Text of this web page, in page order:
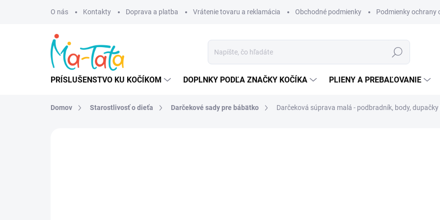
O nás Kontakty Doprava a platba Vrátenie tovaru a reklamácia Obchodné podmienky Podmienky ochrany
Hľadať
PRÍSLUŠENSTVO KU KOČÍKOM DOPLNKY PODĽA ZNAČKY KOČÍKA PLIENY A PREBAĽOVANIE
Domov Starostlivosť o dieťa Darčekové sady pre bábätko Darčeková súprava malá - podbradník, body,